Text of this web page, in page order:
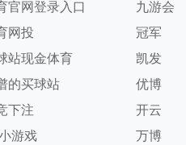
官网登录入口
网投
站现金体育
的买球站
下注
游戏
九游会
冠军
凯发
优博
开云
万博